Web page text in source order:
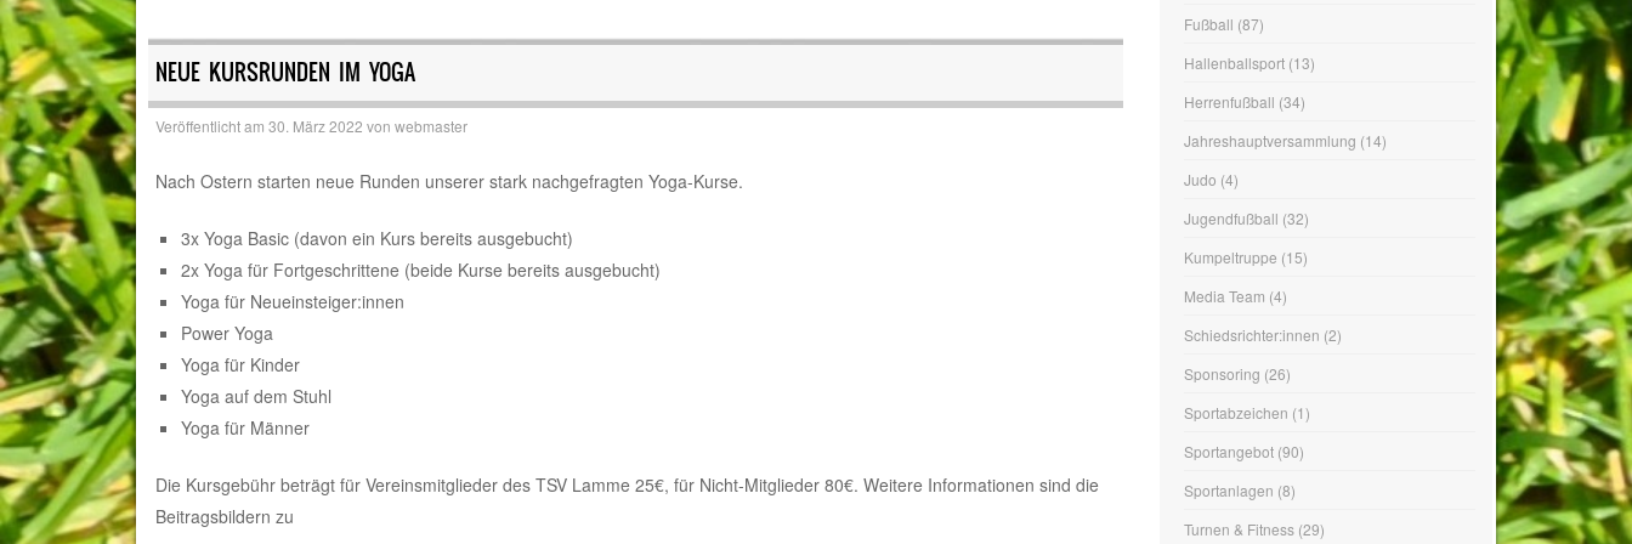
NEUE KURSRUNDEN IM YOGA
Veröffentlicht am 30. März 2022 von webmaster
Nach Ostern starten neue Runden unserer stark nachgefragten Yoga-Kurse.
3x Yoga Basic (davon ein Kurs bereits ausgebucht)
2x Yoga für Fortgeschrittene (beide Kurse bereits ausgebucht)
Yoga für Neueinsteiger:innen
Power Yoga
Yoga für Kinder
Yoga auf dem Stuhl
Yoga für Männer
Die Kursgebühr beträgt für Vereinsmitglieder des TSV Lamme 25€, für Nicht-Mitglieder 80€. Weitere Informationen sind die
Beitragsbildern zu
Hallenballsport
Herrenfußball(34)
Jahreshauptversammlung
Judo(4)
Jugendfußball
Kumpeltruppe(15)
Media Team(4)
Schiedsrichter:innen
Sponsoring(26)
Sportabzeichen(1)
Sportangebot(90)
Sportanlagen(8)
Turnen & Fitness(29)
Verein(244)